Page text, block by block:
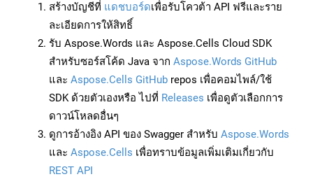
สร้างบัญชีที่ แดชบอร์ดเพื่อรับโควต้า API ฟรีและราย
ละเอียดการให้สิทธิ์
รับ Aspose.Words และ Aspose.Cells Cloud SDK
สำหรับซอร์สโค้ด Java จาก Aspose.Words GitHub
และ Aspose.Cells GitHub repos เพื่อคอมไพล์/ใช้
SDK ด้วยตัวเองหรือ ไปที่ Releases เพื่อดูตัวเลือกการ
ดาวน์โหลดอื่นๆ
ดูการอ้างอิง API ของ Swagger สำหรับ Aspose.Words
และ Aspose.Cells เพื่อทราบข้อมูลเพิ่มเติมเกี่ยวกับ
REST API